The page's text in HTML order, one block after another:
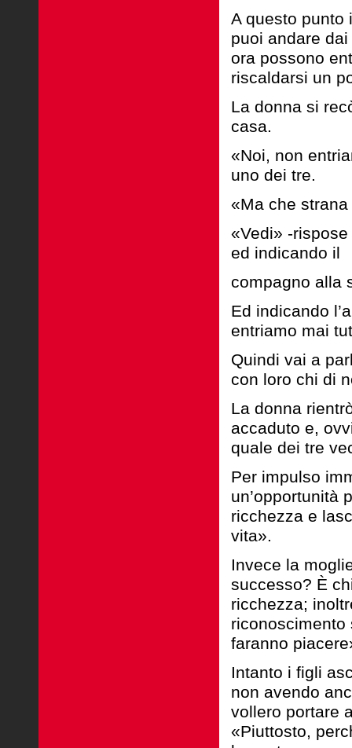
A questo punto
puoi andare
ora possono
riscaldarsi un
La donna si
casa.
«Noi, non
uno dei tre.
«Ma che
«Vedi» -
ed indicando il
compagno alla
Ed indicando
entriamo mai
Quindi vai a
con loro chi di
La donna
accaduto e,
quale dei tre
Per impulso
un’opportunità
ricchezza e
vita».
Invece la
successo? È
ricchezza;
faranno
Intanto i figli
non avendo
vollero portare
«Piuttosto,